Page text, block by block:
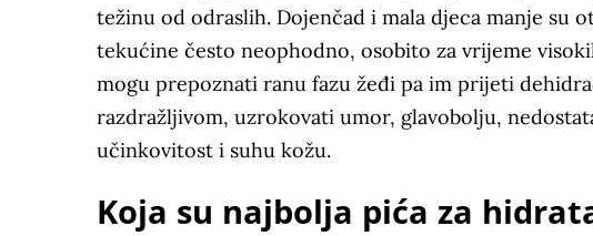
težinu od odraslih. Dojenčad i mala djeca manje su
tekućine često neophodno, osobito za vrijeme
mogu prepoznati ranu fazu žeđi pa im prijeti
razdražljivom, uzrokovati umor, glavobolju,
učinkovitost i suhu kožu.
Koja su najbolja pića za